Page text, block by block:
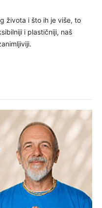
života i što ih je više, to
i plastičniji, naš